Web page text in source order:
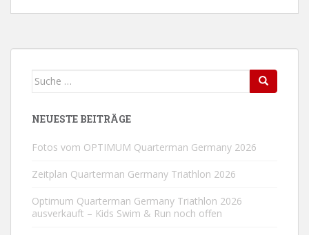
Suche
Search
NEUESTE BEITRÄGE
Fotos vom OPTIMUM Quarterman Germany 2026
Zeitplan Quarterman Germany Triathlon 2026
Optimum Quarterman Germany Triathlon 2026
ausverkauft – Kids Swim & Run noch offen